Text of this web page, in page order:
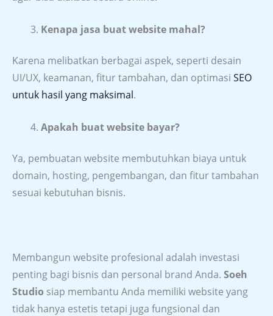
Kenapa jasa buat website mahal?
Karena melibatkan berbagai aspek, seperti desain
UI/UX, keamanan, fitur tambahan, dan optimasi SEO
untuk hasil yang maksimal.
Apakah buat website bayar?
Ya, pembuatan website membutuhkan biaya untuk
domain, hosting, pengembangan, dan fitur tambahan
sesuai kebutuhan bisnis.
Membangun website profesional adalah investasi
penting bagi bisnis dan personal brand Anda. Soeh
Studio siap membantu Anda memiliki website yang
tidak hanya estetis tetapi juga fungsional dan